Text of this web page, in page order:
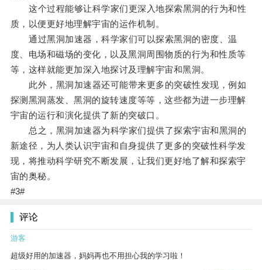
这个过程能够让科学家们更深入地探索黑洞的行为和性
质，以便更好地理解宇宙的运作机制。
通过黑洞加速器，科学家们可以探索黑洞的密度、温
度、电场和磁场的变化，以及黑洞周围物质的行为和性质等
等，这样就能更加深入地探讨及理解宇宙和黑洞。
此外，黑洞加速器还可能带来更多的突破性发现，例如
探测黑洞蒸发、黑洞的旋转速度等等，这些都为进一步理解
宇宙的运行和演化提供了新的突破口。
总之，黑洞加速器为科学家们提供了探索宇宙和黑洞的
新途径，为人类认识宇宙和自身提供了更多的突破性科学发
现，将推动科学研究不断发展，让我们更好地了解和探索宇
宙的奥秘。
#3#
评论
游客
超级好用的加速器，妈妈再也不用担心我的学习啦！